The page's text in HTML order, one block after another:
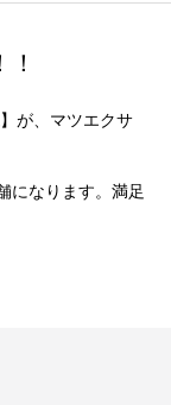
が、マツエクサ
になります。満足